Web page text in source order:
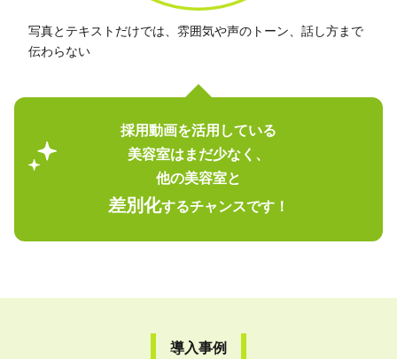
写真とテキストだけでは、雰囲気や声のトーン、話し方まで
伝わらない
採用動画を活用している
美容室はまだ少なく、
他の美容室と
差別化するチャンスです！
導入事例